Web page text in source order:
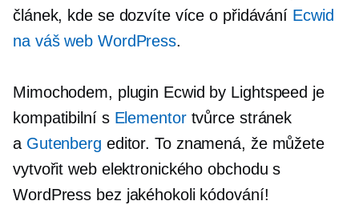
článek, kde se dozvíte více o přidávání Ecwid
na váš web WordPress.
Mimochodem, plugin Ecwid by Lightspeed je
kompatibilní s Elementortvůrce stránek
a Gutenberg editor. To znamená, že můžete
vytvořit web elektronického obchodu s
WordPress bez jakéhokoli kódování!